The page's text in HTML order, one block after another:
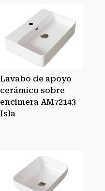
Lavabo de apoyo
cerámico sobre
encimera AM72143
Isla